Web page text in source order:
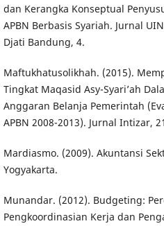
dan Kerangka Konseptual
APBN Berbasis Syariah. Jurnal
Djati Bandung, 4.
Maftukhatusolikhah. (2015).
Tingkat Maqasid Asy-Syari’ah
Anggaran Belanja Pemerintah
APBN 2008-2013). Jurnal Intizar,
Mardiasmo. (2009). Akuntansi
Yogyakarta.
Munandar. (2012). Budgeting:
Pengkoordinasian Kerja dan